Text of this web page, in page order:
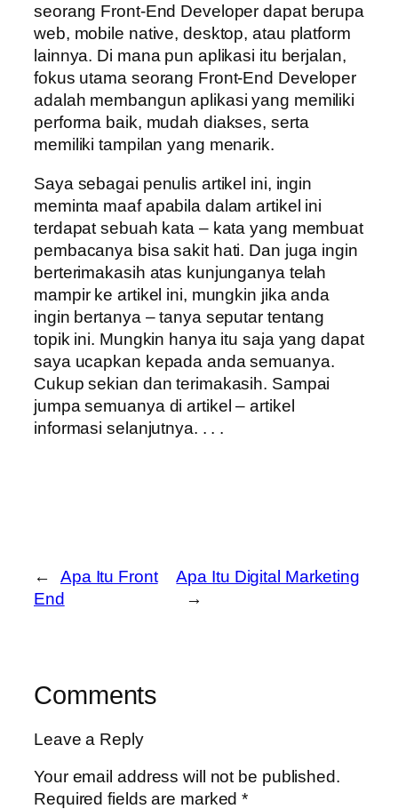
seorang Front-End Developer dapat berupa
web, mobile native, desktop, atau platform
lainnya. Di mana pun aplikasi itu berjalan,
fokus utama seorang Front-End Developer
adalah membangun aplikasi yang memiliki
performa baik, mudah diakses, serta
memiliki tampilan yang menarik.
Saya sebagai penulis artikel ini, ingin
meminta maaf apabila dalam artikel ini
terdapat sebuah kata – kata yang membuat
pembacanya bisa sakit hati. Dan juga ingin
berterimakasih atas kunjunganya telah
mampir ke artikel ini, mungkin jika anda
ingin bertanya – tanya seputar tentang
topik ini. Mungkin hanya itu saja yang dapat
saya ucapkan kepada anda semuanya.
Cukup sekian dan terimakasih. Sampai
jumpa semuanya di artikel – artikel
informasi selanjutnya. . . .
←
Apa Itu Front
End
Apa Itu Digital Marketing
→
Comments
Leave a Reply
Your email address will not be published.
Required fields are marked*